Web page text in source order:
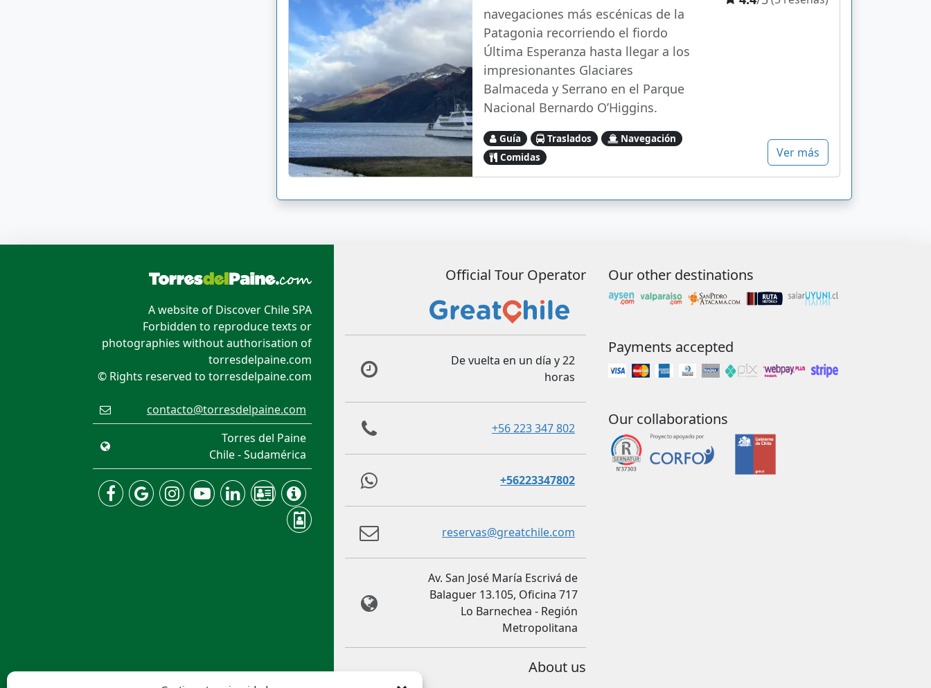
navegaciones más escénicas de la
Patagonia recorriendo el fiordo
Última Esperanza hasta llegar a los
impresionantes Glaciares
Balmaceda y Serrano en el Parque
Nacional Bernardo O’Higgins.
Guía Traslados
Navegación
Comidas
Ver más
A website of Discover Chile SPA
Forbidden to reproduce texts or
photographies without authorisation of
torresdelpaine.com
© Rights reserved to torresdelpaine.com
contacto@torresdelpaine.com
Torres del Paine
Chile - Sudamérica
Official Tour Operator
De vuelta en un día y 22
horas
+56 223 347 802
+56223347802
reservas@greatchile.com
Av. San José María Escrivá de
Balaguer 13.105, Oficina 717
Lo Barnechea - Región
Metropolitana
About us
Our other destinations
Payments accepted
Our collaborations